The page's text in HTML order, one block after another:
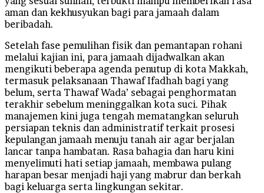
aman dan kekhusyukan bagi para jamaah dalam
beribadah.
Setelah fase pemulihan fisik dan pemantapan rohani
melalui kajian ini, para jamaah dijadwalkan akan
mengikuti beberapa agenda penutup di kota Makkah,
termasuk pelaksanaan Thawaf Ifadhah bagi yang
belum, serta Thawaf Wada’ sebagai penghormatan
terakhir sebelum meninggalkan kota suci. Pihak
manajemen kini juga tengah mematangkan seluruh
persiapan teknis dan administratif terkait prosesi
kepulangan jamaah menuju tanah air agar berjalan
lancar tanpa hambatan. Rasa bahagia dan haru kini
menyelimuti hati setiap jamaah, membawa pulang
harapan besar menjadi haji yang mabrur dan berkah
bagi keluarga serta lingkungan sekitar.